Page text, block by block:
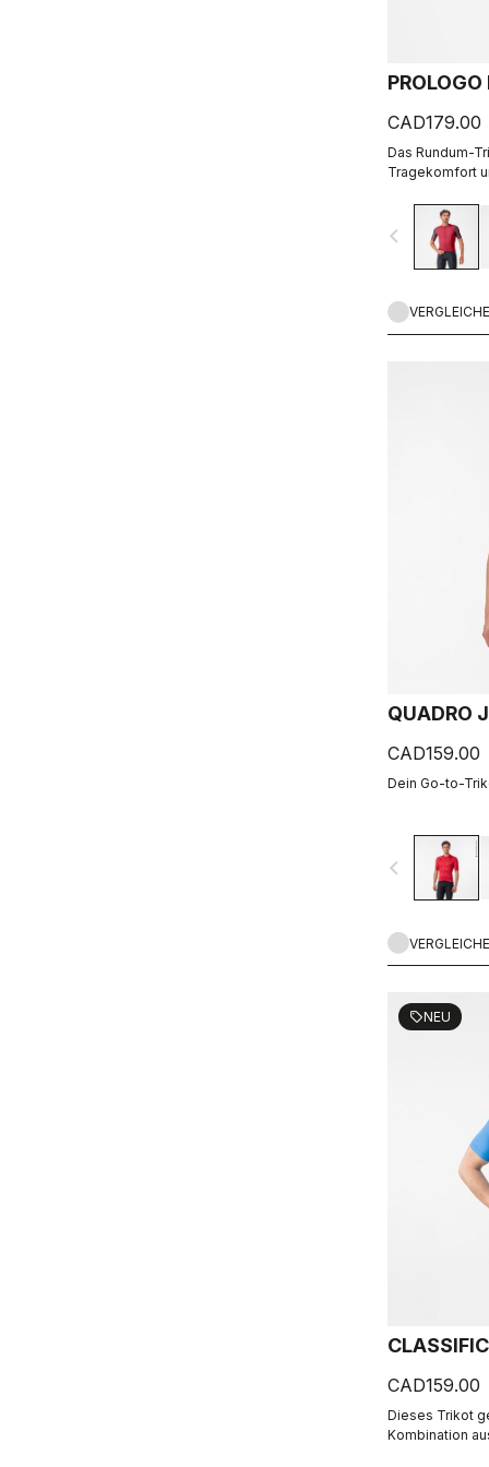
CAD179.00
Das Rundum-
Tragekomfort
navigate_before
QUADRO
CAD159.00
Dein Go-to-
navigate_before
sellNEU
CAD159.00
Dieses Trikot
Kombination